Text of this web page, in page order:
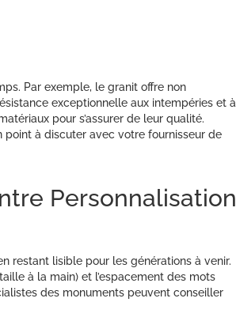
Par exemple, le granit offre non
exceptionnelle aux intempéries et à
pour s’assurer de leur qualité.
à discuter avec votre fournisseur de
Personnalisation
restant lisible pour les générations à venir.
à la main) et l’espacement des mots
des monuments peuvent conseiller